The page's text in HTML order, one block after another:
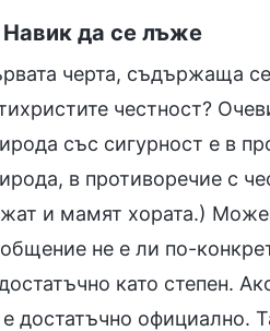
да се лъже
черта, съдържаща
честност?
със сигурност е в
в противоречие с
и мамят хората.)
не е ли по-
като степен.
е достатъчно официално.